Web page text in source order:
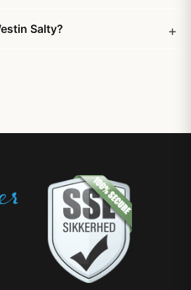
Salty?